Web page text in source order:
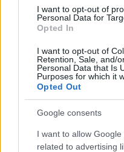
I want to opt-out of
Personal Data for
Opted In
I want to opt-out of
Retention, Sale, and/
Personal Data that Is
Purposes for which it
Opted Out
Google consents
I want to allow
related to advertising
pedig még
közösségi oldalakon
úgy teljesítenek, ahogy
azonban nincs ok
normális. Több…